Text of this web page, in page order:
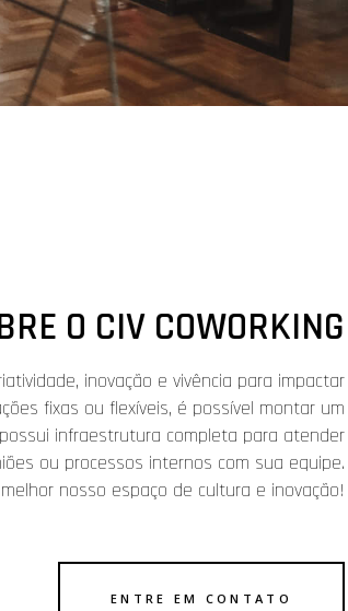
O CIV COWORKING
inovação e vivência para impactar
fixas ou flexíveis, é possível montar um
infraestrutura completa para atender
ou processos internos com sua equipe.
nosso espaço de cultura e inovação!
ENTRE EM CONTATO